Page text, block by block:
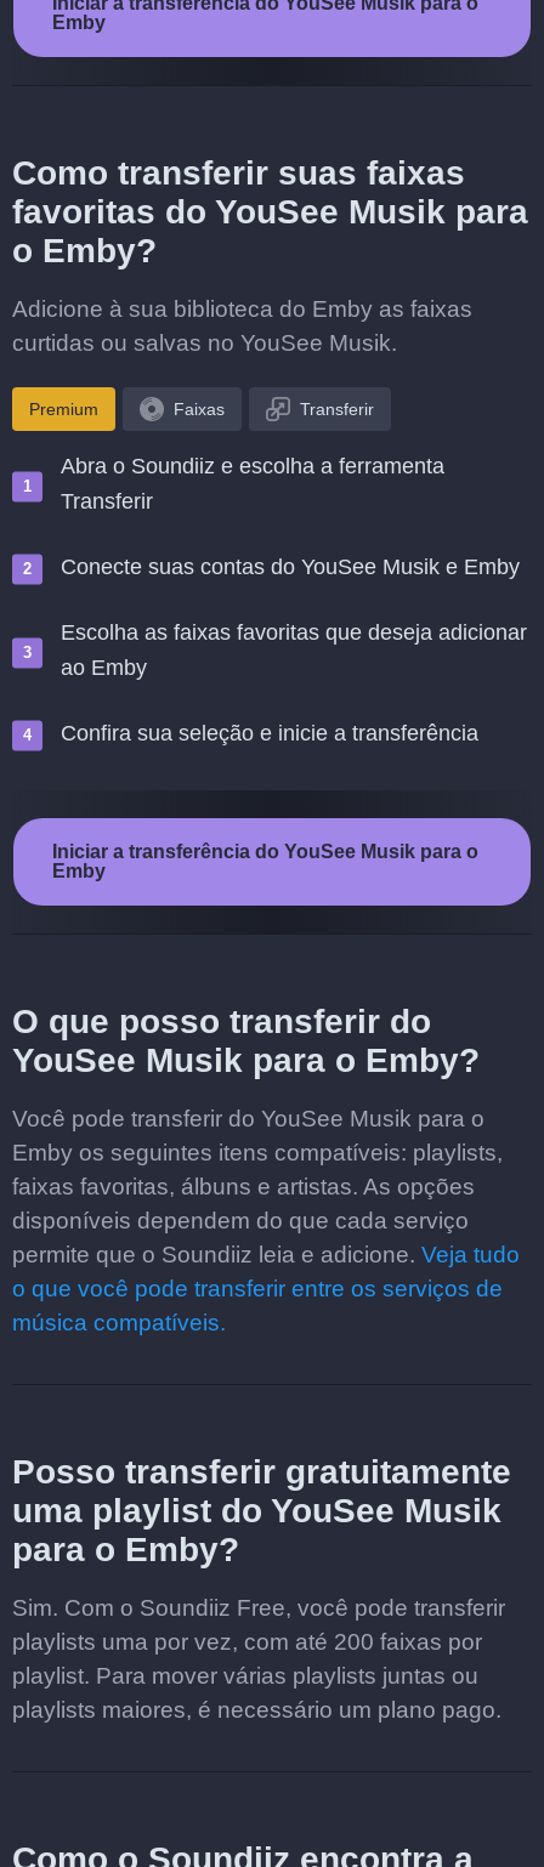
Emby
Como transferir suas faixas
favoritas do YouSee Musik para
o Emby?
Adicione à sua biblioteca do Emby as faixas
curtidas ou salvas no YouSee Musik.
Premium Faixas Transferir
Abra o Soundiiz e escolha a ferramenta
Transferir
Conecte suas contas do YouSee Musik e Emby
Escolha as faixas favoritas que deseja adicionar
ao Emby
Confira sua seleção e inicie a transferência
Iniciar a transferência do YouSee Musik para o
Emby
O que posso transferir do
YouSee Musik para o Emby?
Você pode transferir do YouSee Musik para o
Emby os seguintes itens compatíveis: playlists,
faixas favoritas, álbuns e artistas. As opções
disponíveis dependem do que cada serviço
permite que o Soundiiz leia e adicione. Veja tudo
o que você pode transferir entre os serviços de
música compatíveis.
Posso transferir gratuitamente
uma playlist do YouSee Musik
para o Emby?
Sim. Com o Soundiiz Free, você pode transferir
playlists uma por vez, com até 200 faixas por
playlist. Para mover várias playlists juntas ou
playlists maiores, é necessário um plano pago.
Como o Soundiiz encontra a